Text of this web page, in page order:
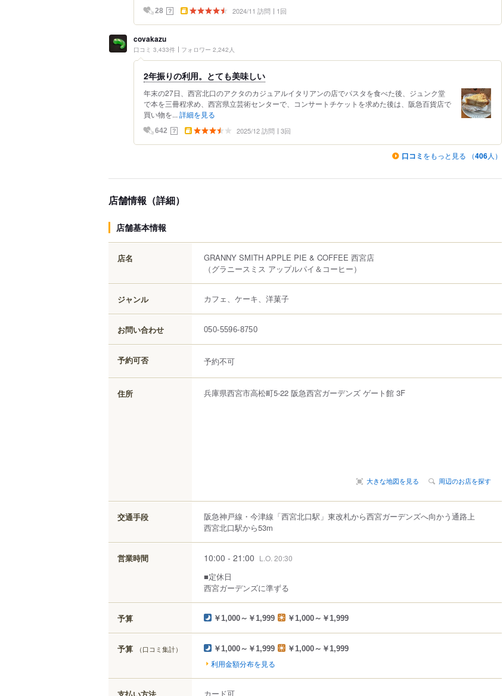
28 ？ 2024/11 訪問 1回
covakazu
口コミ 3,433件 フォロワー 2,242人
2年振りの利用。とても美味しい
年末の27日、西宮北口のアクタのカジュアルイタリアンの店でパスタを食べた後、ジュンク堂
で本を三冊程求め、西宮県立芸術センターで、コンサートチケットを求めた後は、阪急百貨店で
買い物を... 詳細を見る
642 ？ 2025/12 訪問 3回
口コミ をもっと見る （406人）
店舗情報（詳細）
店舗基本情報
店名
GRANNY SMITH APPLE PIE & COFFEE 西宮店
（グラニースミス アップルパイ＆コーヒー）
ジャンル カフェ、ケーキ、洋菓子
お問い合わせ 050-5596-8750
予約可否 予約不可
住所 兵庫県西宮市高松町5-22 阪急西宮ガーデンズ ゲート館 3F
大きな地図を見る 周辺のお店を探す
交通手段
阪急神戸線・今津線「西宮北口駅」東改札から西宮ガーデンズへ向かう通路上
西宮北口駅から53m
営業時間 10:00 - 21:00 L.O. 20:30
■定休日
西宮ガーデンズに準ずる
予算 ￥1,000～￥1,999 ￥1,000～￥1,999
予算 （口コミ集計） ￥1,000～￥1,999 ￥1,000～￥1,999
利用金額分布を見る
カード可